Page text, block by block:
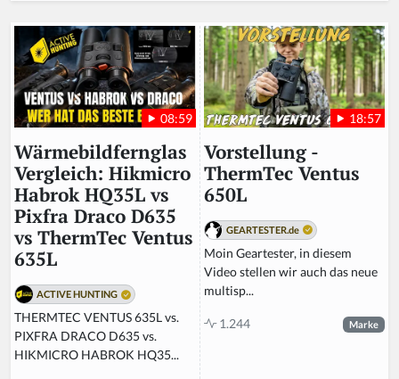
08:59
Wärmebildfernglas
Vergleich: Hikmicro
Habrok HQ35L vs
Pixfra Draco D635
vs ThermTec Ventus
635L
ACTIVE HUNTING
THERMTEC VENTUS 635L vs.
PIXFRA DRACO D635 vs.
HIKMICRO HABROK HQ35...
18:57
Vorstellung -
ThermTec Ventus
650L
GEARTESTER.de
Moin Geartester, in diesem
Video stellen wir auch das neue
multisp...
1.244 Marke